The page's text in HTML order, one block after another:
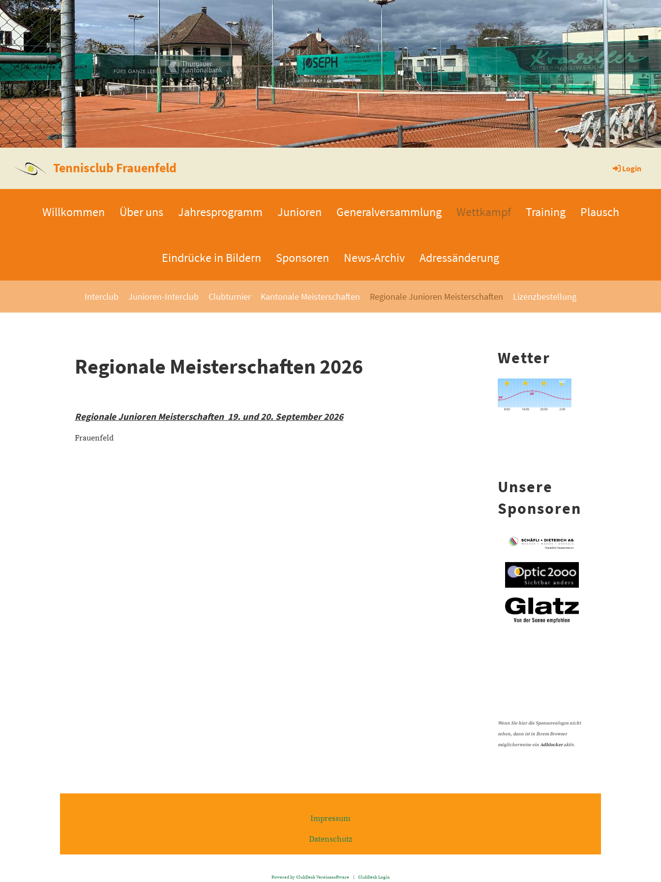
Tennisclub Frauenfeld Login
Willkommen Über uns Jahresprogramm Junioren Generalversammlung Wettkampf Training Plausch
Eindrücke in Bildern Sponsoren News-Archiv Adressänderung
Interclub Junioren-Interclub Clubturnier Kantonale Meisterschaften Regionale Junioren Meisterschaften Lizenzbestellung
Regionale Meisterschaften 2026
Regionale Junioren Meisterschaften 19. und 20. September 2026
Frauenfeld
Wetter
Unsere
Sponsoren
Wenn Sie hier die Sponsorenlogos nicht
sehen, dann ist in Ihrem Browser
möglicherweise einAdblockeraktiv.
Impressum
Datenschutz
Powered by ClubDesk Vereinssoftware| ClubDesk Login